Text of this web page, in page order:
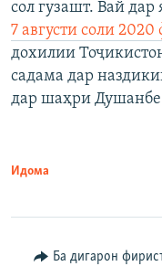
сол гузашт. Вай
7 августи соли 2020
дохилии
садама дар
дар шаҳри Душанбе
Идома
Ба дигарон